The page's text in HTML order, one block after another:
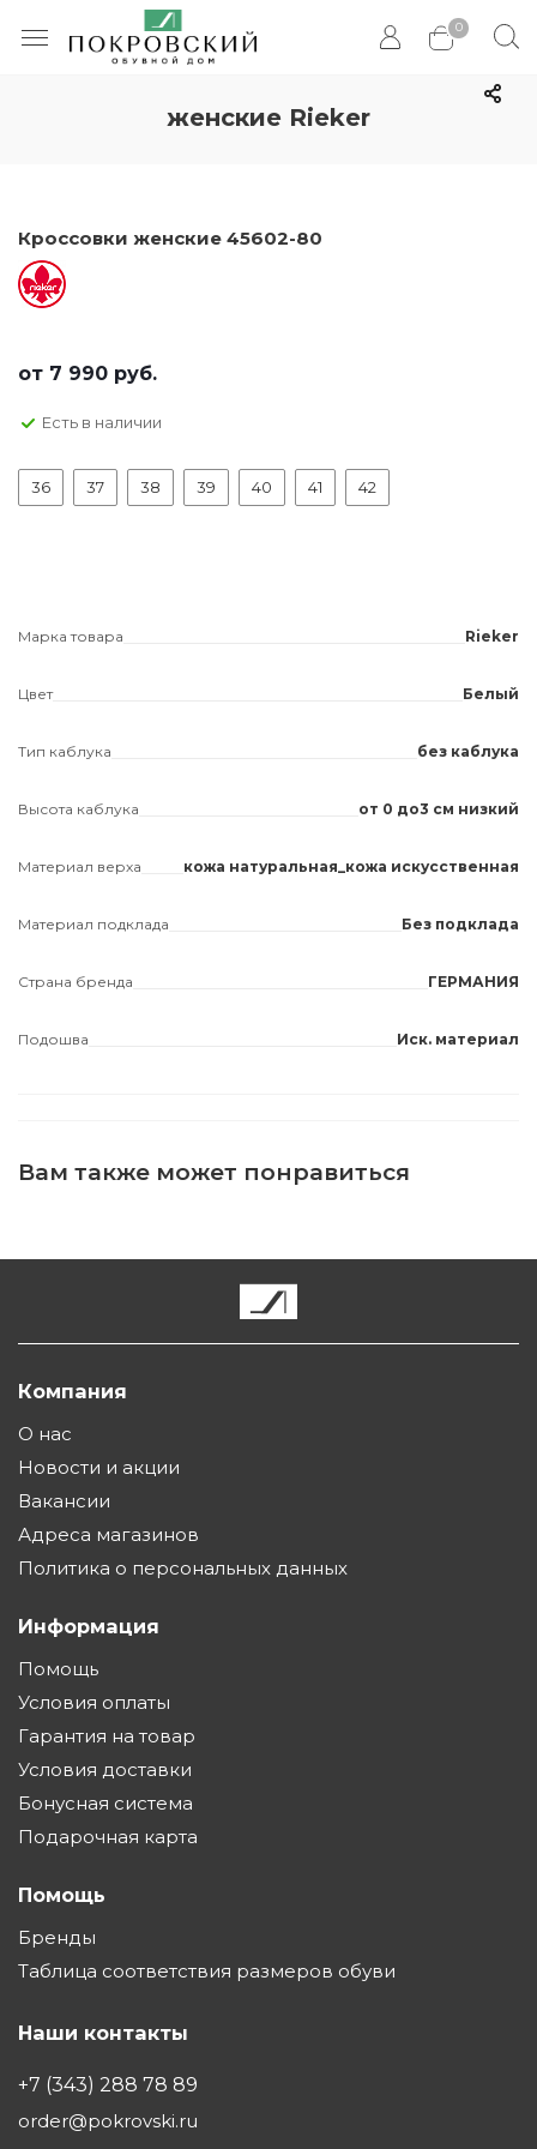
0
женские Rieker
Кроссовки женские 45602-80
от 7 990 руб.
Есть в наличии
36 37 38 39 40 41 42
Марка товара Rieker
Цвет Белый
Тип каблука без каблука
Высота каблука от 0 до3 см низкий
Материал верха кожа натуральная_кожа искусственная
Материал подклада Без подклада
Страна бренда ГЕРМАНИЯ
Подошва Иск. материал
Вам также может понравиться
Компания
О нас
Новости и акции
Вакансии
Адреса магазинов
Политика о персональных данных
Информация
Помощь
Условия оплаты
Гарантия на товар
Условия доставки
Бонусная система
Подарочная карта
Помощь
Бренды
Таблица соответствия размеров обуви
Наши контакты
+7 (343) 288 78 89
order@pokrovski.ru